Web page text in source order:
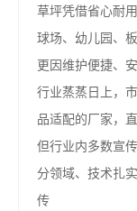
草坪凭借省心耐
球场、幼儿园、
更因维护便捷、
行业蒸蒸日上，
品适配的厂家，
但行业内多数宣
分领域、技术扎
传